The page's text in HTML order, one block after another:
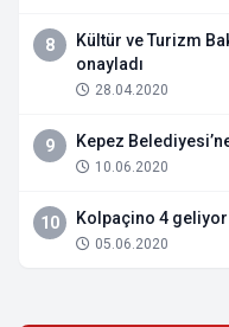
8
Kültür ve Turizm
onayladı
28.04.2020
9 Kepez
10.06.2020
10 Kolpaçino 4 geliyor
05.06.2020